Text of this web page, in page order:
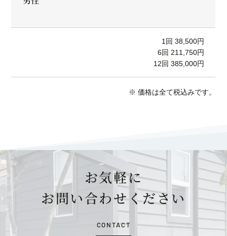
1回 38,500円
6回 211,750円
12回 385,000円
※ 価格は全て税込みです。
お気軽に
お問い合わせください
CONTACT